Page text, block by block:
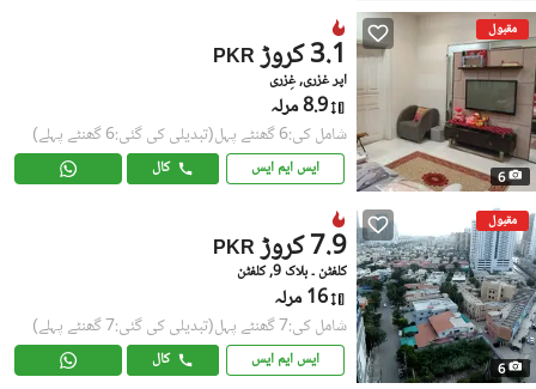
مقبول
6
PKR 3.1 کروڑ
اَپر غزری, غِزری
8.9 مرلہ
شامل کی:6 گھنٹے پہل (تبدیلی کی گئی:6 گھنٹے پہلے)
ایس ایم ایس کال
مقبول
6
PKR 7.9 کروڑ
کلفٹن ۔ بلاک 9, کلفٹن
16 مرلہ
شامل کی:7 گھنٹے پہل (تبدیلی کی گئی:7 گھنٹے پہلے)
ایس ایم ایس کال